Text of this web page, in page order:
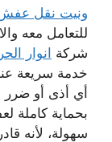
ونيت نقل عفش
للتعامل معه
شركة انوار
خدمة سريعة
أي أذى أو ضرر
بحماية كاملة
سهولة، لأنه